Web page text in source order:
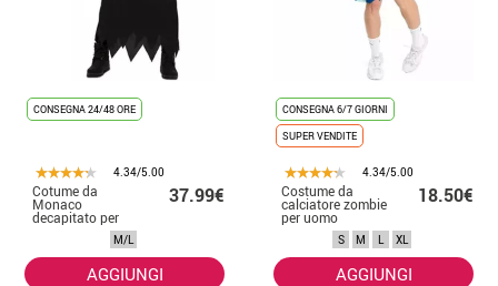
CONSEGNA 24/48 ORE
4.34/5.00
Cotume da
Monaco
decapitato per
uomo
37.99€
M/L
AGGIUNGI
CONSEGNA 6/7 GIORNI
SUPER VENDITE
4.34/5.00
Costume da
calciatore zombie
per uomo
18.50€
S M L XL
AGGIUNGI